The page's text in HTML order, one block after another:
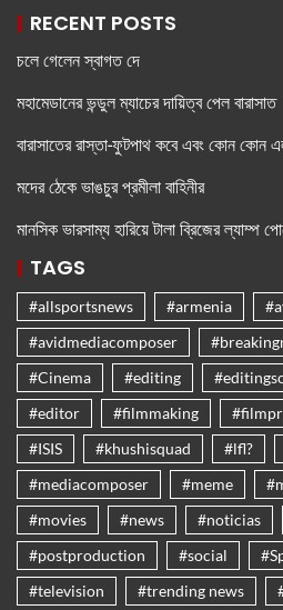
RECENT POSTS
চলে গেলেন স্বাগত দে
মহামেডানের ভন্ডুল ম্যাচের দায়িত্ব পেল বারাসাত
বারাসাতের রাস্তা-ফুটপাথ কবে এবং কোন কোন
মদের ঠেকে ভাঙচুর প্রমীলা বাহিনীর
মানসিক ভারসাম্য হারিয়ে টালা ব্রিজের ল্যাম্প
TAGS
#allsportsnews #armenia
#avidmediacomposer
#Cinema
#editing
#editor
#filmmaking
#ISIS
#khushisquad #lfl?
#mediacomposer
#meme
#movies
#news #noticias
#postproduction
#social
#television
#trending news